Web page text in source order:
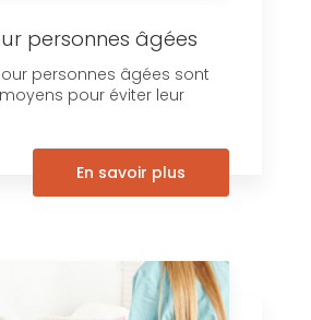
personnes âgées
personnes âgées sont
pour éviter leur
En savoir plus